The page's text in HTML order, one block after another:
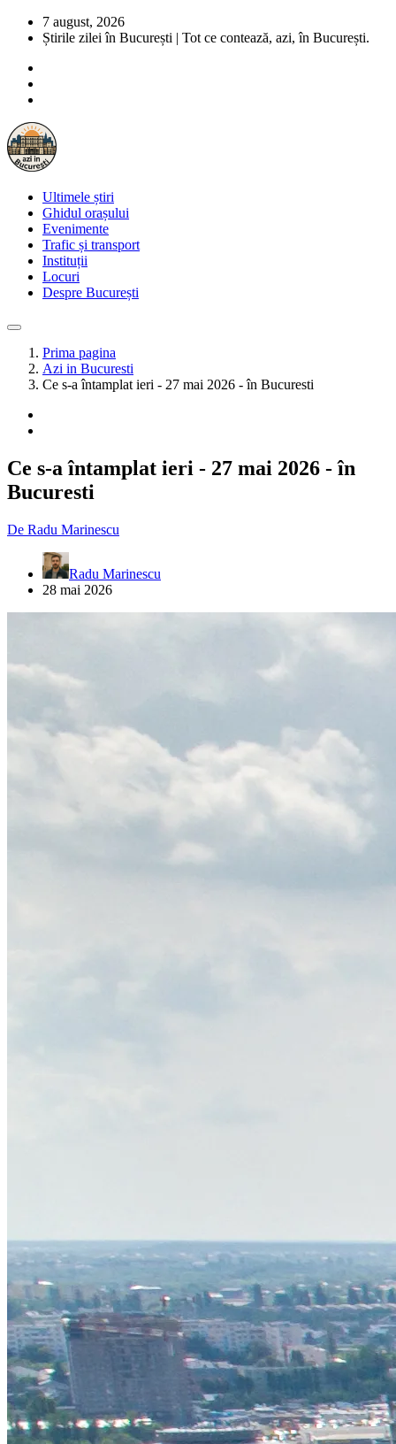
7 august, 2026
Știrile zilei în București | Tot ce contează, azi, în București.
Ultimele știri
Ghidul orașului
Evenimente
Trafic și transport
Instituții
Locuri
Despre București
Prima pagina
Azi in Bucuresti
Ce s-a întamplat ieri - 27 mai 2026 - în Bucuresti
Ce s-a întamplat ieri - 27 mai 2026 - în
Bucuresti
De Radu Marinescu
Radu Marinescu
28 mai 2026